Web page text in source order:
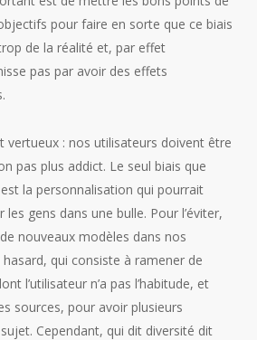
pour faire en sorte que ce biais
de la réalité et, par effet
pas par avoir des effets
vertueux : nos utilisateurs doivent être
pas plus addict. Le seul biais que
la personnalisation qui pourrait
gens dans une bulle. Pour l’éviter,
nouveaux modèles dans nos
qui consiste à ramener de
l’utilisateur n’a pas l’habitude, et
sources, pour avoir plusieurs
Cependant, qui dit diversité dit